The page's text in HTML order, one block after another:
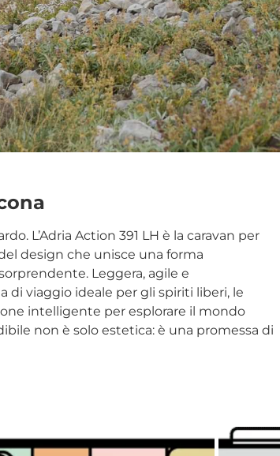
L’Adria Action 391 LH è la caravan per
design che unisce una forma
Leggera, agile e
di viaggio ideale per gli spiriti liberi, le
intelligente per esplorare il mondo
non è solo estetica: è una promessa di